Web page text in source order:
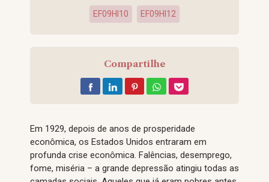
EF09HI10 EF09HI12
Compartilhe
Em 1929, depois de anos de prosperidade
econômica, os Estados Unidos entraram em
profunda crise econômica. Falências, desemprego,
fome, miséria – a grande depressão atingiu todas as